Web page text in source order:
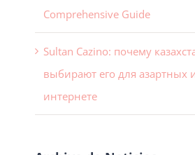
Comprehensive Guide
Sultan Cazino: почему
выбирают его для азартных
интернете